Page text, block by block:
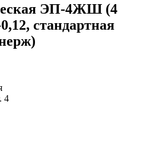
ЭП-4ЖШ (4
стандартная
4